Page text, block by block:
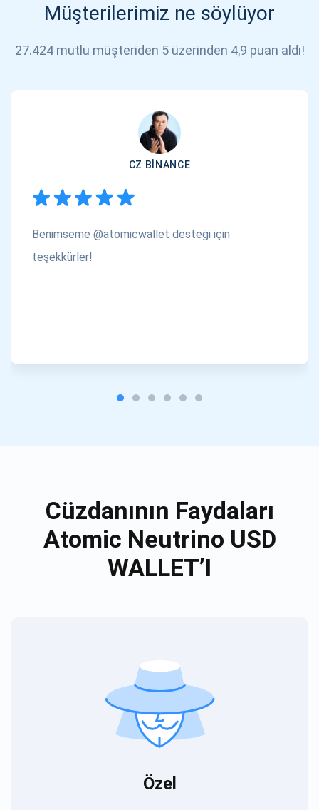
Müşterilerimiz ne söylüyor
27.424 mutlu müşteriden 5 üzerinden 4,9 puan aldı!
CZ BINANCE
Benimseme @atomicwallet desteği için
teşekkürler!
Cüzdanının Faydaları
Atomic Neutrino USD
WALLET’I
Özel